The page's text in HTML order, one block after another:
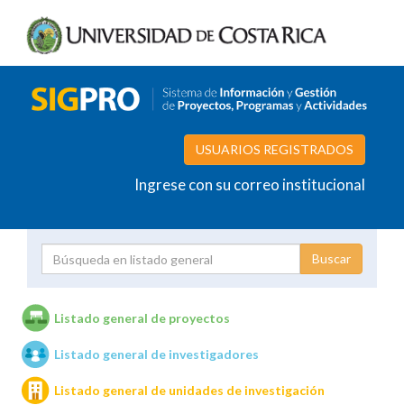
USUARIOS REGISTRADOS
Ingrese con su correo institucional
Unidades de investigación
Listado general de proyectos
Listado general de investigadores
Listado general de unidades de investigación